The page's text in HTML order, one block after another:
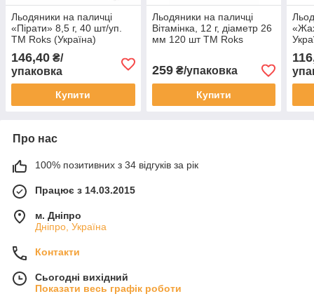
Льодяники на паличці
«Пірати» 8,5 г, 40 шт/уп.
ТМ Roks (Україна)
146,40 ₴/
упаковка
Купити
Льодяники на паличці
Вітамінка, 12 г, діаметр 26
мм 120 шт ТМ Roks
259₴/упаковка
Купити
Про нас
100% позитивних з 34 відгуків за рік
Працює з 14.03.2015
м. Дніпро
Дніпро, Україна
Контакти
Сьогодні вихідний
Показати весь графік роботи